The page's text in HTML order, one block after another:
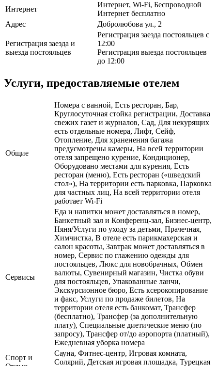
Интернет
Интернет, Wi-Fi, Беспроводной
Интернет бесплатно
Адрес
Добролюбова ул., 2
Регистрация заезда и
выезда постояльцев
Регистрация заезда постояльцев с
12:00
Регистрация выезда постояльцев
до 12:00
Услуги, предоставляемые отелем
Общие
Номера с ванной, Есть ресторан, Бар,
Круглосуточная стойка регистрации, Доставка
свежих газет и журналов, Сад, Для некурящих
есть отдельные номера, Лифт, Сейф,
Отопление, Для храненения багажа
предусмотрены камеры, На всей территории
отеля запрещено курение, Кондиционер,
Оборудовано местами для курения, Есть
ресторан (меню), Есть ресторан («шведский
стол»), На территории есть парковка, Парковка
для частных лиц, На всей территории отеля
работает Wi-Fi
Сервисы
Еда и напитки может доставляться в номер,
Банкетный зал и Конференц-зал, Бизнес-центр,
Няня/Услуги по уходу за детьми, Прачечная,
Химчистка, В отеле есть парикмахерская и
салон красоты, Завтрак может доставляться в
номер, Сервис по глажению одежды для
постояльцев, Люкс для новобрачных, Обмен
валюты, Сувенирный магазин, Чистка обуви
для постояльцев, Упакованные ланчи,
Экскурсионное бюро, Есть ксерокопирование
и факс, Услуги по продаже билетов, На
территории отеля есть банкомат, Трансфер
(бесплатно), Трансфер (за дополнительную
плату), Специальные диетические меню (по
запросу), Трансфер от/до аэропорта (платный),
Ежедневная уборка номера
Спорт и
Сауна, Фитнес-центр, Игровая комната,
Солярий, Детская игровая площадка, Турецкая